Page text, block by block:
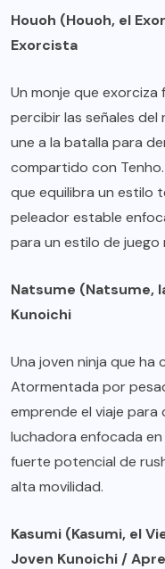
Houoh (Houoh, el
Exorcista
Un monje que
percibir las señales
une a la batalla para
compartido con
que equilibra un estilo
peleador estable
para un estilo de
Natsume (Natsume,
Kunoichi
Una joven ninja que
Atormentada por
emprende el viaje
luchadora enfocada
fuerte potencial de
alta movilidad.
Kasumi (Kasumi, el
Joven Kunoichi /